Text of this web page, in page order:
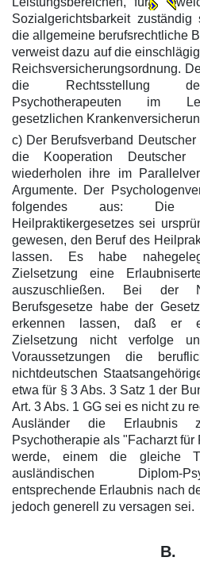
Sozialgerichtsbarkeit
die allgemeine berufsrechtliche
verweist dazu auf die
Reichsversicherungsordnung.
die Rechtsstellung
Psychotherapeuten im
gesetzlichen
c) Der Berufsverband
die Kooperation Deutscher
wiederholen ihre im
Argumente. Der
folgendes aus: Die
Heilpraktikergesetzes sei
gewesen, den Beruf des
lassen. Es habe
Zielsetzung eine
auszuschließen. Bei der
Berufsgesetze habe der
erkennen lassen, daß er
Zielsetzung nicht verfolge
Voraussetzungen die
nichtdeutschen
etwa für § 3 Abs. 3 Satz 1 der
Art. 3 Abs. 1 GG sei es nicht zu
Ausländer die Erlaubnis
Psychotherapie als "Facharzt
werde, einem die gleiche
ausländischen Diplom-
entsprechende Erlaubnis nach
jedoch generell zu versagen sei.
B.